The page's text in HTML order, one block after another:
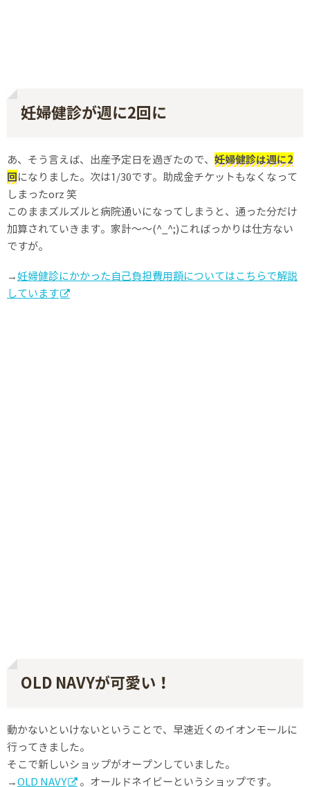
妊婦健診が週に2回に
あ、そう言えば、出産予定日を過ぎたので、 妊婦健診は週に2
回になりました。次は1/30です。助成金チケットもなくなって
しまったorz 笑
このままズルズルと病院通いになってしまうと、通った分だけ
加算されていきます。家計〜〜(^_^;)こればっかりは仕方ない
ですが。
→妊婦健診にかかった自己負担費用額についてはこちらで解説
しています
OLD NAVYが可愛い！
動かないといけないということで、早速近くのイオンモールに
行ってきました。
そこで新しいショップがオープンしていました。
→OLD NAVY 。オールドネイビーというショップです。